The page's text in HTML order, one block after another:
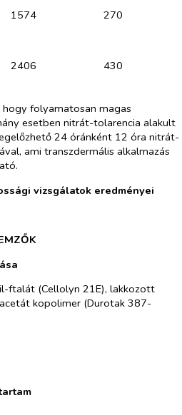
1574 270
2406 430
folyamatosan magas
esetben nitrát-tolarencia alakult
24 óránként 12 óra nitrát-
ami transzdermális alkalmazás
vizsgálatok eredményei
ftalát (Cellolyn 21E), lakkozott
kopolimer (Durotak 387-